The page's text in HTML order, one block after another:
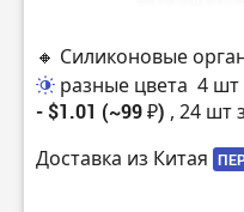
🔸 Силиконовые
разные цвета 4 шт
- $1.01 (~99 ₽) , 24 шт
Доставка из Китая